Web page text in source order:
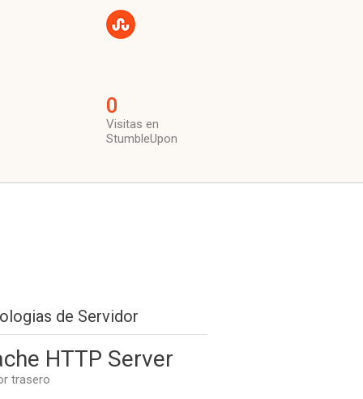
0
Visitas en
StumbleUpon
de Servidor
HTTP Server
trasero